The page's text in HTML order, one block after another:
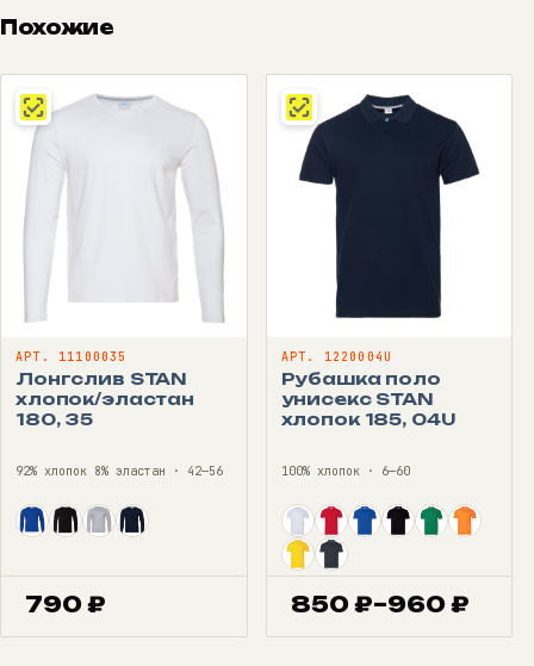
Похожие
АРТ. 11100035
Лонгслив STAN
хлопок/эластан
180, 35
92% хлопок 8% эластан · 42—56
790 ₽
АРТ. 1220004U
Рубашка поло
унисекс STAN
хлопок 185, 04U
100% хлопок · 6—60
850 ₽–960 ₽
Диапазон
цен: